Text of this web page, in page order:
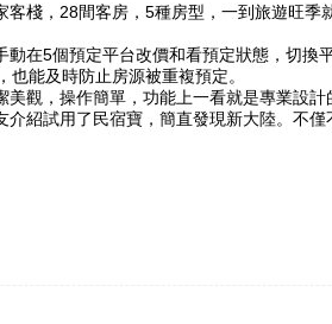
棧，28間客房，5種房型，一到旅遊旺
在5個預定平台改價和看預定狀態，切
能及時防止房源被重複預定。
觀，操作簡單，功能上一看就是專業設
紹試用了民宿寶，簡直發現新大陸。不